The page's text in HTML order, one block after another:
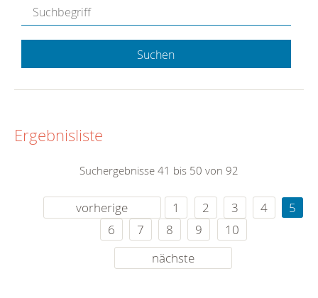
Suchen
Ergebnisliste
Suchergebnisse 41 bis 50 von 92
vorherige 1 2 3 4
5
6
7 8 9
10
nächste